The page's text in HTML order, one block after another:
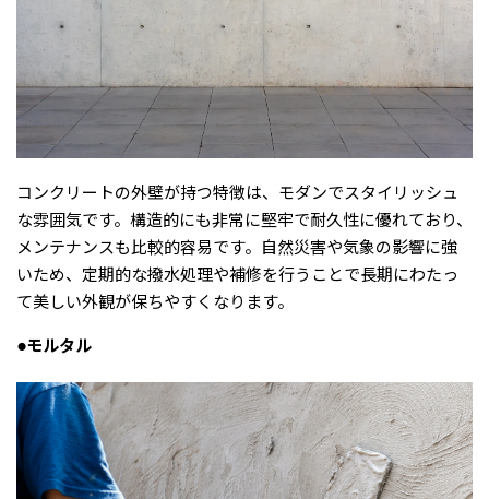
コンクリートの外壁が持つ特徴は、モダンでスタイリッシュ
な雰囲気です。構造的にも非常に堅牢で耐久性に優れており、
メンテナンスも比較的容易です。自然災害や気象の影響に強
いため、定期的な撥水処理や補修を行うことで長期にわたっ
て美しい外観が保ちやすくなります。
●モルタル